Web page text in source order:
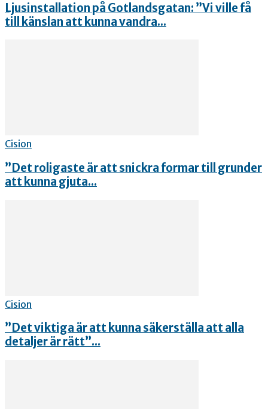
Ljusinstallation på Gotlandsgatan: ”Vi ville få
till känslan att kunna vandra...
Cision
”Det roligaste är att snickra formar till grunder
att kunna gjuta...
Cision
”Det viktiga är att kunna säkerställa att alla
detaljer är rätt”...